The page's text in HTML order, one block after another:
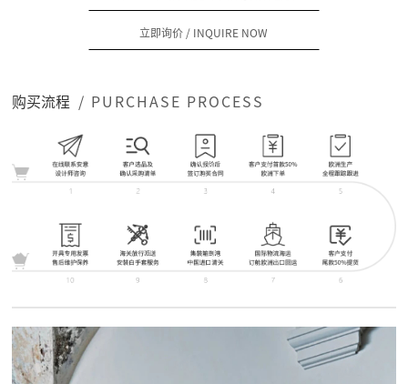
立即询价 / INQUIRE NOW
购买流程 / PURCHASE PROCESS